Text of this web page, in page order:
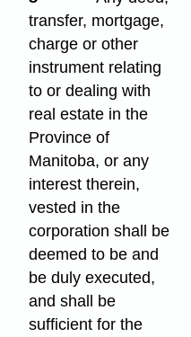
transfer, mortgage,
charge or other
instrument relating
to or dealing with
real estate in the
Province of
Manitoba, or any
interest therein,
vested in the
corporation shall be
deemed to be and
be duly executed,
and shall be
sufficient for the